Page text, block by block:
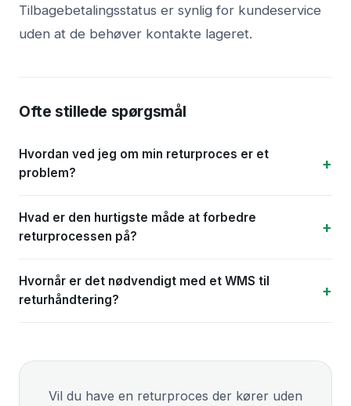
Tilbagebetalingsstatus er synlig for kundeservice
uden at de behøver kontakte lageret.
Ofte stillede spørgsmål
Hvordan ved jeg om min returproces er et
problem?
Hvad er den hurtigste måde at forbedre
returprocessen på?
Hvornår er det nødvendigt med et WMS til
returhåndtering?
Vil du have en returproces der kører uden